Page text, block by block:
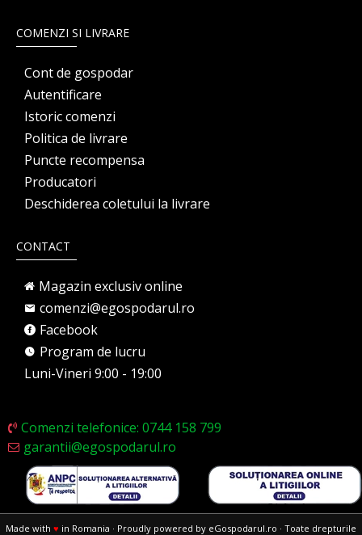
COMENZI SI LIVRARE
Cont de gospodar
Autentificare
Istoric comenzi
Politica de livrare
Puncte recompensa
Producatori
Deschiderea coletului la livrare
CONTACT
Magazin exclusiv online
comenzi@egospodarul.ro
Facebook
Program de lucru
Luni-Vineri 9:00 - 19:00
Comenzi telefonice: 0744 158 799
garantii@egospodarul.ro
Made with ♥ in Romania · Proudly powered by eGospodarul.ro · Toate drepturile